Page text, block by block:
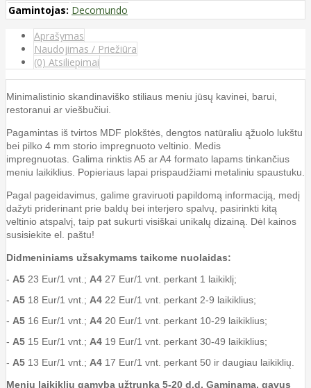
Gamintojas: Decomundo
Aprašymas
Naudojimas / Priežiūra
(0) Atsiliepimai
Minimalistinio skandinaviško stiliaus meniu jūsų kavinei, barui,
restoranui ar viešbučiui.
Pagamintas iš tvirtos MDF plokštės, dengtos natūraliu ąžuolo lukštu
bei pilko 4 mm storio impregnuoto veltinio. Medis
impregnuotas. Galima rinktis A5 ar A4 formato lapams tinkančius
meniu laikiklius. Popieriaus lapai prispaudžiami metaliniu spaustuku.
Pagal pageidavimus, galime graviruoti papildomą informaciją, medį
dažyti priderinant prie baldų bei interjero spalvų, pasirinkti kitą
veltinio atspalvį, taip pat sukurti visiškai unikalų dizainą. Dėl kainos
susisiekite el. paštu!
Didmeniniams užsakymams taikome nuolaidas:
- A5 23 Eur/1 vnt.; A4 27 Eur/1 vnt. perkant 1 laikiklį;
- A5 18 Eur/1 vnt.; A4
​- A5 16 Eur/1 vnt.; A4 20 Eur/1 vnt. perkant 10-29 laikiklius;
- A5 15 Eur/1 vnt.; A4 19 Eur/1 vnt. perkant 30-49 laikiklius;
- A5 13 Eur/1 vnt.; A4 17 Eur/1 vnt. perkant 50 ir daugiau laikiklių.
Meniu laikiklių gamyba užtrunka 5-20 d.d. Gaminama, gavus